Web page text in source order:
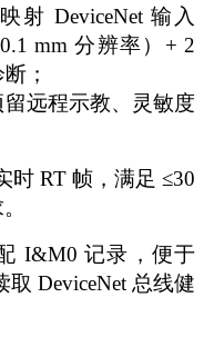
DeviceNet 输入
mm 分辨率）+ 2
；
远程示教、灵敏度
时 RT 帧，满足 ≤30
I&M0 记录，便于
取 DeviceNet 总线健